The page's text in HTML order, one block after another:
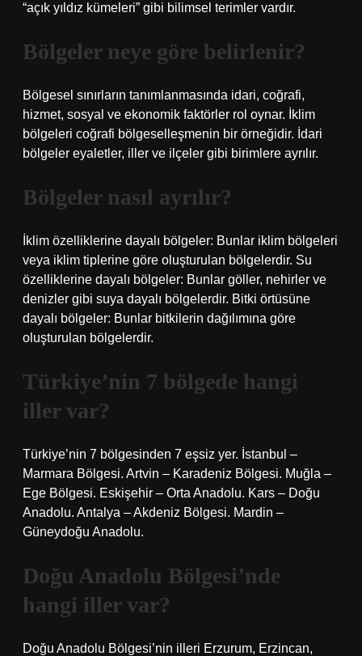
“açık yıldız kümeleri” gibi bilimsel terimler vardır.
Bölgeler neye göre belirlenir?
Bölgesel sınırların tanımlanmasında idari, coğrafi,
hizmet, sosyal ve ekonomik faktörler rol oynar. İklim
bölgeleri coğrafi bölgeselleşmenin bir örneğidir. İdari
bölgeler eyaletler, iller ve ilçeler gibi birimlere ayrılır.
Bölgeler nasıl ayrılır?
İklim özelliklerine dayalı bölgeler: Bunlar iklim bölgeleri
veya iklim tiplerine göre oluşturulan bölgelerdir. Su
özelliklerine dayalı bölgeler: Bunlar göller, nehirler ve
denizler gibi suya dayalı bölgelerdir. Bitki örtüsüne
dayalı bölgeler: Bunlar bitkilerin dağılımına göre
oluşturulan bölgelerdir.
Türkiye’nin 7 bölgede hangi
iller var?
Türkiye’nin 7 bölgesinden 7 eşsiz yer. İstanbul –
Marmara Bölgesi. Artvin – Karadeniz Bölgesi. Muğla –
Ege Bölgesi. Eskişehir – Orta Anadolu. Kars – Doğu
Anadolu. Antalya – Akdeniz Bölgesi. Mardin –
Güneydoğu Anadolu.
Doğu Anadolu Bölgesi’nde
hangi iller var?
Doğu Anadolu Bölgesi’nin illeri Erzurum, Erzincan,